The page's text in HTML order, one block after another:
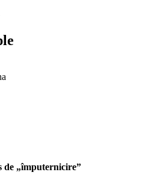
de „împuternicire”